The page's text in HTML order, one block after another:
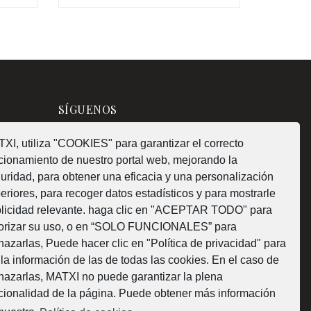
utiliza "COOKIES" para garantizar el correcto
de nuestro portal web, mejorando la
para obtener una eficacia y una personalización
para recoger datos estadísticos y para mostrarle
relevante. haga clic en "ACEPTAR TODO" para
su uso, o en “SOLO FUNCIONALES” para
Puede hacer clic en "Política de privacidad" para
información de las de todas las cookies. En el caso de
MATXI no puede garantizar la plena
de la página. Puede obtener más información
SÍGUENOS
¿Como fabricamos?
Web subvencionada por la Diputación Foral de
Bizkaia